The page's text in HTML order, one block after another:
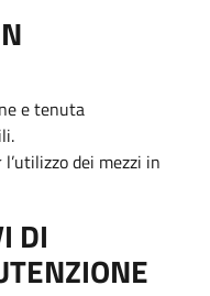
e tenuta
dei mezzi in
DI